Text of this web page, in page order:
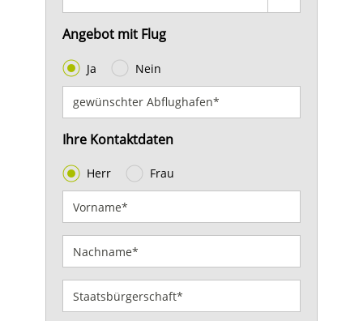
Angebot mit Flug
Ja Nein
Ihre Kontaktdaten
Herr Frau